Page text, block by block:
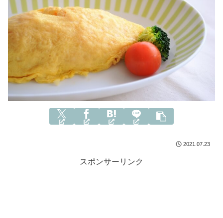
2021.07.23
スポンサーリンク